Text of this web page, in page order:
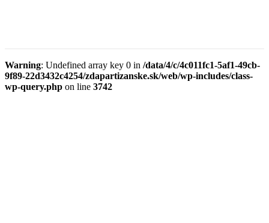
Warning: Undefined array key 0 in /data/4/c/4c011fc1-5af1-49cb-
9f89-22d3432c4254/zdapartizanske.sk/web/wp-includes/class-
wp-query.php on line 3742